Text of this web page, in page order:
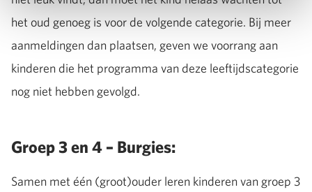
het oud genoeg is voor de volgende categorie. Bij meer
aanmeldingen dan plaatsen, geven we voorrang aan
kinderen die het programma van deze leeftijdscategorie
nog niet hebben gevolgd.
Groep 3 en 4 – Burgies:
Samen met één (groot)ouder leren kinderen van groep 3